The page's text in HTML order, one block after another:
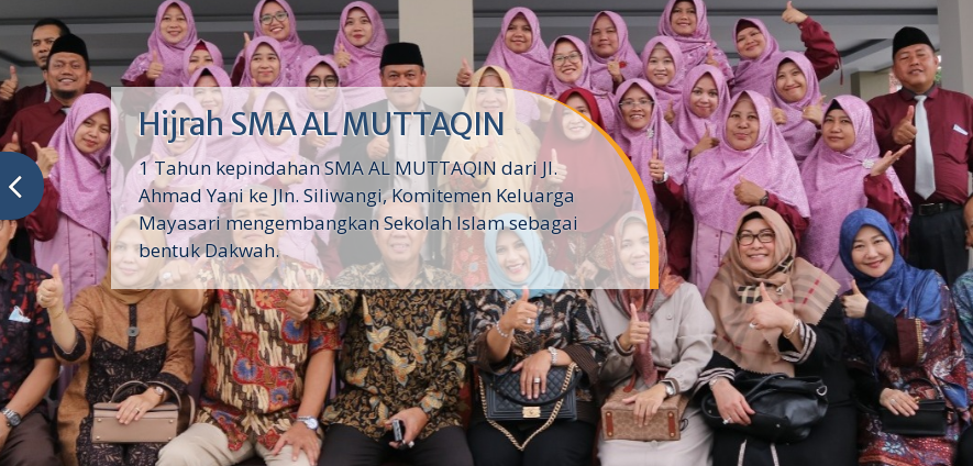
Info PPDB
Untuk Informasi Pendaftaran PPDB/SPMB Silahkan
klik link berikut. https://daftaralmuttaqin.com/